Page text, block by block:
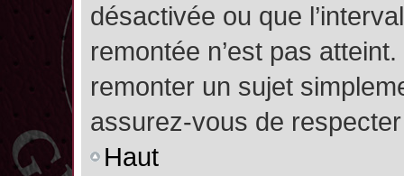
désactivée ou que
remontée n’est pas
remonter un sujet
assurez-vous de
Haut